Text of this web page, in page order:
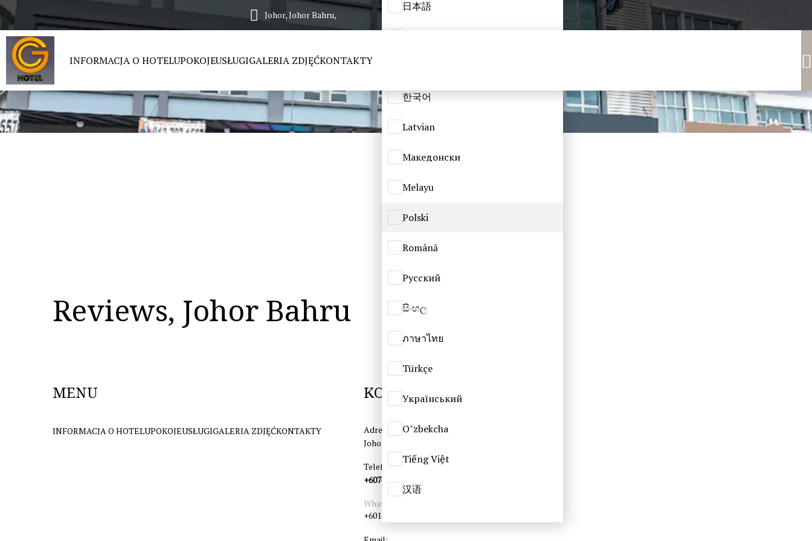
Johor, Johor Bahru,
日本語
한국어
Latvian
Македонски
Melayu
Polski
Română
Русский
සිංහල
ภาษาไทย
Türkçe
Український
O"zbekcha
Tiếng Việt
汉语
INFORMACJA O HOTELUPOKOJEUSŁUGIGALERIA ZDJĘĆKONTAKTY
Reviews, Johor Bahru
MENU
INFORMACJA O HOTELUPOKOJEUSŁUGIGALERIA ZDJĘĆKONTAKTY
KONTAKTY
Adres:
Johor, Johor Bahru,
Telefon:
+607-862 7338
WhatsApp:
+60148625250